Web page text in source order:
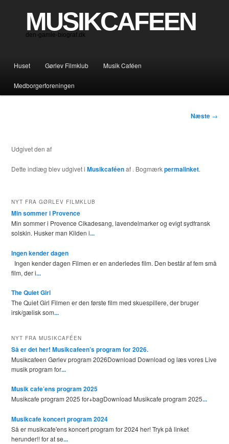
MUSIKCAFEEN
den-gamle-biograf.dk
Fortsæt til primært indhold
Fortsæt til sekundært indhold
Huset Gørlev Filmklub Musik Caféen
Medborgerforeningen
Næste →
Udgivet denaf
Dette indlæg blev udgivet iMusikcaféenaf . Bogmærkpermalinket.
NYT FRA GØRLEV FILMKLUB
Min sommer i Provence
Min sommer i Provence Cikadesang, lavendelmarker og evigt sydfransk
solskin. Husker man Kilden i...
Ingen kender dagen
Ingen kender dagen Filmen er en anderledes film. Den består af fem små
film, der i...
The Quiet Girl
The Quiet Girl Filmen er den første film med skuespillere, der bruger
irsk/gælisk som...
NYT FRA MUSIKCAFÉEN
Så er det her! Musikcafeen’s program for 2026.
Musikcafeen Gørlev program 2026Download Download og læs vores Live
musik program for...
Musik cafe’ens program 2025
Musikcafe program 2025 for+bagDownload Musikcafe program 2025...
Musikcafe koncert program 2024
Så er musikcafe'ens koncert program for 2024 her! Tryk på linket
herunder!! for at se...